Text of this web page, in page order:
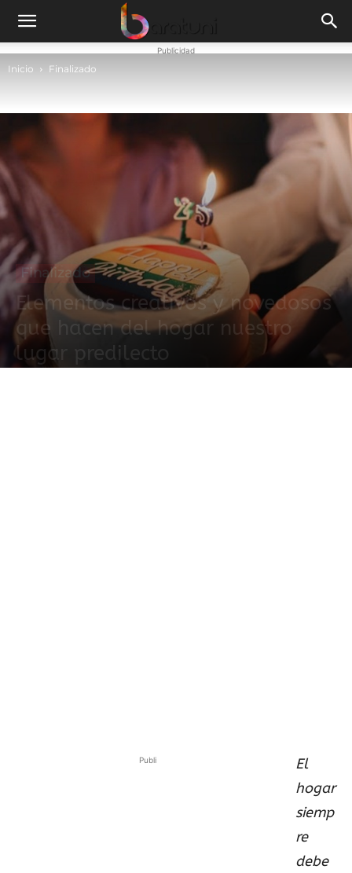
Publicidad
Inicio Finalizado
Finalizado
Elementos creativos y novedosos
que hacen del hogar nuestro
lugar predilecto
Publi
El
hogar
siemp
re
debe